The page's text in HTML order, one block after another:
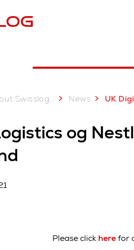
Swisslog... News UK Digital
og
Please click herefor